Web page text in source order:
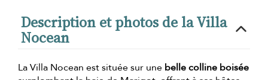
Description et photos de la Villa
Nocean
La Villa Nocean est située sur une belle colline boisée